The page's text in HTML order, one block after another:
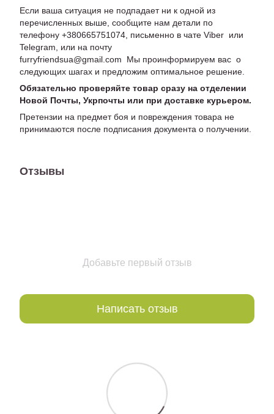
Если ваша ситуация не подпадает ни к одной из
перечисленных выше, сообщите нам детали по
телефону +380665751074, письменно в чате Viber или
Telegram, или на почту
furryfriendsua@gmail.com Мы проинформируем вас о
следующих шагах и предложим оптимальное решение.
Обязательно проверяйте товар сразу на отделении
Новой Почты, Укрпочты или при доставке курьером.
Претензии на предмет боя и повреждения товара не
принимаются после подписания документа о получении.
Отзывы
Добавьте первый отзыв
Написать отзыв